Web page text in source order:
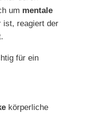
um mentale
ist, reagiert der
für ein
körperliche